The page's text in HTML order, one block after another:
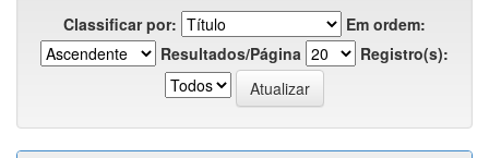
Classificar por:
Em ordem:
Resultados/Página
Registro(s):